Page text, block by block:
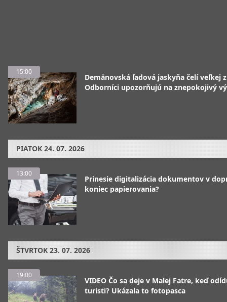
15:00
Demänovská ľadová jaskyňa čelí veľkej
Odborníci upozorňujú na znepokojivý
PIATOK 24. 07. 2026
13:00
Prinesie digitalizácia dokumentov v
koniec papierovania?
ŠTVRTOK 23. 07. 2026
19:00
VIDEO Čo sa deje v Malej Fatre, keď
turisti? Ukázala to fotopasca